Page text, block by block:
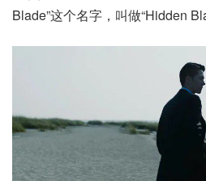
Blade”这个名字，叫做“Hidden